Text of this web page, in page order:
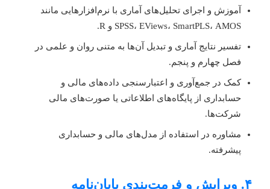
آموزش و اجرای تحلیل‌های آماری با نرم‌افزارهایی مانند
SPSS، EViews، SmartPLS، AMOS و R.
تفسیر نتایج آماری و تبدیل آن‌ها به متنی روان و علمی در
فصل چهارم و پنجم.
کمک در جمع‌آوری و اعتبارسنجی داده‌های مالی و
حسابداری از پایگاه‌های اطلاعاتی یا صورت‌های مالی
شرکت‌ها.
مشاوره در استفاده از مدل‌های مالی و حسابداری
پیشرفته.